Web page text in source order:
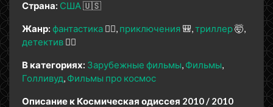
Страна: США🇺🇸
Жанр: фантастика 🧙‍♀️ приключения 🎒 триллер🤯
детектив 🕵️‍♂️
В категориях: Зарубежные фильмы Фильмы
Голливуд Фильмы про космос
Описание к Космическая одиссея 2010 / 2010